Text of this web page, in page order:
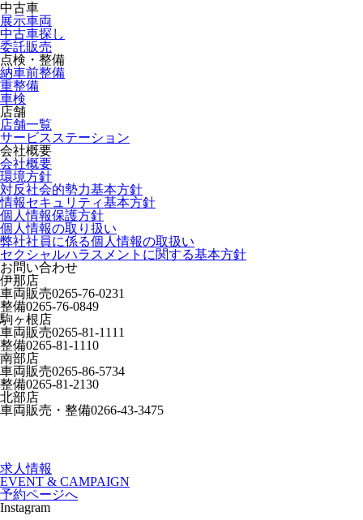
中古車
展示車両
中古車探し
委託販売
点検・整備
納車前整備
重整備
車検
店舗
店舗一覧
サービスステーション
会社概要
会社概要
環境方針
対反社会的勢力基本方針
情報セキュリティ基本方針
個人情報保護方針
個人情報の取り扱い
弊社社員に係る個人情報の取扱い
セクシャルハラスメントに関する基本方針
お問い合わせ
伊那店
車両販売0265-76-0231
整備0265-76-0849
駒ヶ根店
車両販売0265-81-1111
整備0265-81-1110
南部店
車両販売0265-86-5734
整備0265-81-2130
北部店
車両販売・整備0266-43-3475
求人情報
EVENT & CAMPAIGN
予約ページへ
Instagram